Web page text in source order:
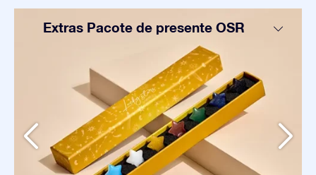
Extras Pacote de presente OSR